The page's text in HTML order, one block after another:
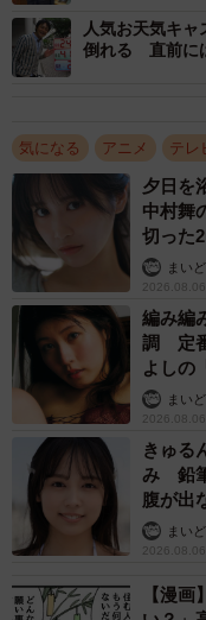
人気お天気キ
倒れる 直前に
気になる アニメ テレ
夕日を
中村舞
切った
まい
2026.08.06
編み編
調 定
よしの
まい
2026.08.06
きゅる
み 鉛
腹が出
まい
2026.08.06
【漫